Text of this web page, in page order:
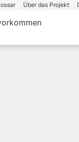
Über das Projekt